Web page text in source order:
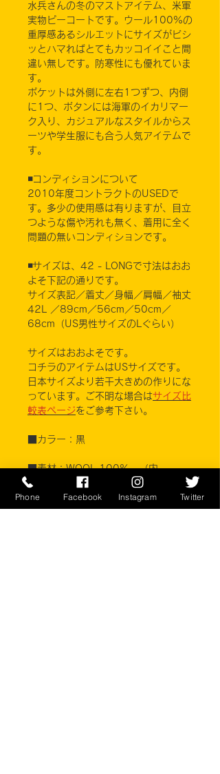
水兵さんの冬のマストアイテム、米軍
実物ピーコートです。ウール100%の
重厚感あるシルエットにサイズがビシ
ッとハマればとてもカッコイイこと間
違い無しです。防寒性にも優れていま
す。
ポケットは外側に左右1つずつ、内側
に1つ、ボタンには海軍のイカリマー
ク入り、カジュアルなスタイルからス
ーツや学生服にも合う人気アイテムで
す。
◾️コンディションについて
2010年度コントラクトのUSEDで
す。多少の使用感は有りますが、目立
つような傷や汚れも無く、着用に全く
問題の無いコンディションです。
◾️サイズは、42 - LONGで寸法はおお
よそ下記の通りです。
サイズ表記／着丈／身幅／肩幅／袖丈
42L ／89cm／56cm／50cm／
68cm（US男性サイズのLぐらい）
サイズはおおよそです。
コチラのアイテムはUSサイズです。
日本サイズより若干大きめの作りにな
っています。ご不明な場合はサイズ比
較表ページをご参考下さい。
■カラー：黒
■素材：WOOL 100%、（内
側 NYLON 100%）
STERLINGWEAR OF BOSTON, INC.
Phone Facebook Instagram Twitter